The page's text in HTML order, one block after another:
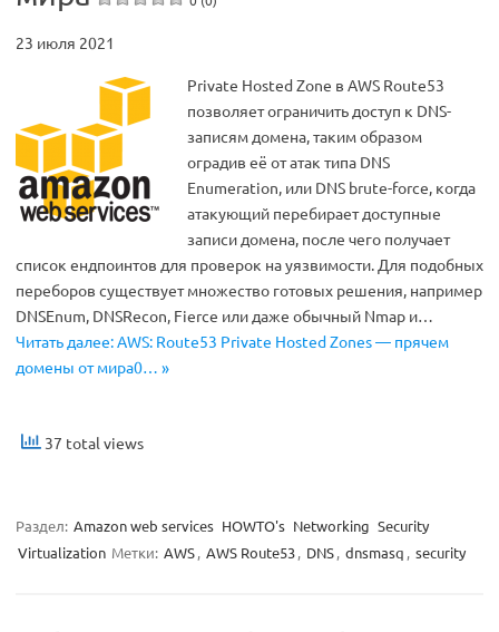
23 июля 2021
Private Hosted Zone в AWS Route53
позволяет ограничить доступ к DNS-
записям домена, таким образом
оградив её от атак типа DNS
Enumeration, или DNS brute-force, когда
атакующий перебирает доступные
записи домена, после чего получает
список ендпоинтов для проверок на уязвимости. Для подобных
переборов существует множество готовых решения, например
DNSEnum, DNSRecon, Fierce или даже обычный Nmap и…
Читать далее: AWS: Route53 Private Hosted Zones — прячем
домены от мира0… »
37 total views
Раздел: Amazon web services HOWTO's Networking Security
Virtualization Метки: AWS, AWS Route53, DNS, dnsmasq , security